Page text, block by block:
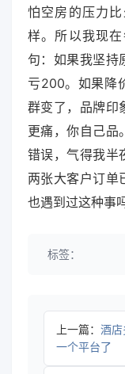
怕空房的压力
样。所以我现
句：如果我坚持
亏200。如果降
群变了，品牌印
更痛，你自己品
错误，气得我半
两张大客户订单
也遇到过这种事
标签：
上一篇： 酒店
一个平台了